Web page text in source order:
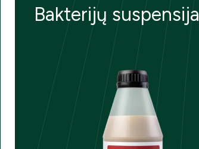
Bakterijų suspensija